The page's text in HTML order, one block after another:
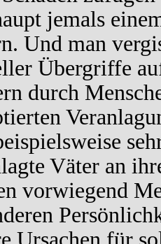
jemals
Und man
Übergriffe
durch
Väter an
vorwiegend